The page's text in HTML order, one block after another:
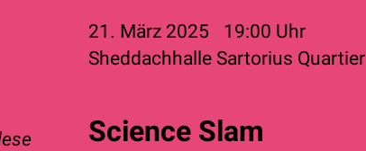
21. März 2025 19:00 Uhr
Sheddachhalle Sartorius Quartier
Science Slam